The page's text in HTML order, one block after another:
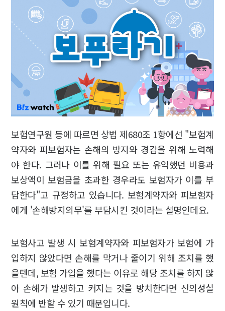
보험연구원 등에 따르면 상법 제680조 1항에선 "보험계
약자와 피보험자는 손해의 방지와 경감을 위해 노력해
야 한다. 그러나 이를 위해 필요 또는 유익했던 비용과
보상액이 보험금을 초과한 경우라도 보험자가 이를 부
담한다"고 규정하고 있습니다. 보험계약자와 피보험자
에게 '손해방지의무'를 부담시킨 것이라는 설명인데요.
보험사고 발생 시 보험계약자와 피보험자가 보험에 가
입하지 않았다면 손해를 막거나 줄이기 위해 조치를 했
을텐데, 보험 가입을 했다는 이유로 해당 조치를 하지 않
아 손해가 발생하고 커지는 것을 방치한다면 신의성실
원칙에 반할 수 있기 때문입니다.